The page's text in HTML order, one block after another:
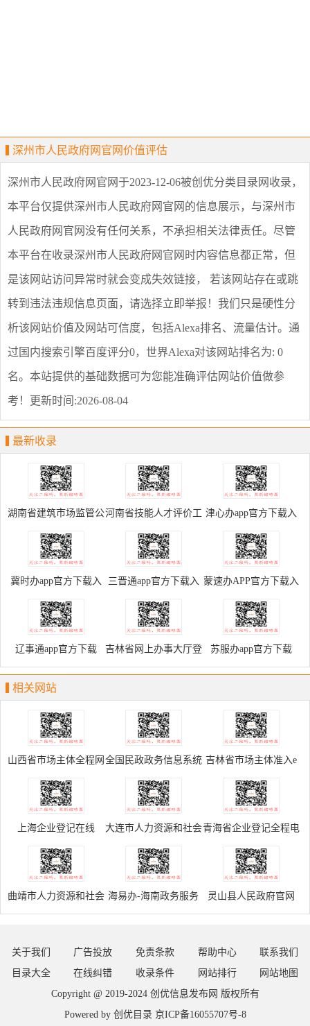
深州市人民政府网官网价值评估
深州市人民政府网官网 于2023-12-06被创优分类目录网收录，
本平台仅提供深州市人民政府网官网 的信息展示，与深州市
人民政府网官网没有任何关系，不承担相关法律责任。尽管
本平台在收录深州市人民政府网官网 时内容信息都正常，但
是该网站访问异常时就会变成失效链接， 若该网站存在或跳
转到违法违规信息页面，请选择立即举报 ！我们只是硬性分
析该网站价值及网站可信度，包括Alexa排名、流量估计。通
过国内搜索引擎百度评分0，世界Alexa对该网站排名为: 0
名。本站提供的基础数据可为您能准确评估网站价值做参
考！ 更新时间:2026-08-04
最新收录
湖南省建筑市场监管公
共服务平台
河南省技能人才评价工
作网
津心办app官方下载入
口
冀时办app官方下载入
口
三晋通app官方下载入
口
蒙速办APP官方下载入
口
辽事通app官方下载 吉林省网上办事大厅登
录入口
苏服办app官方下载
相关网站
山西省市场主体全程网
办服务平台
全国民政政务信息系统
登录门户
吉林省市场主体准入e
窗通系统
上海企业登记在线 大连市人力资源和社会
保障局网上办事大厅
青海省企业登记全程电
子化平台
曲靖市人力资源和社会 海易办-海南政务服务 灵山县人民政府官网
关于我们 广告投放 免责条款 帮助中心
联系我们
目录大全
在线纠错 收录条件 网站排行
网站地图
Copyright @ 2019-2024 创优信息发布网 版权所有
Powered by 创优目录 京ICP备16055707号-8